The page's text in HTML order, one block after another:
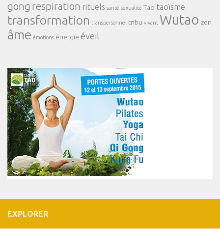
gong respiration rituels santé sexualité Tao taoïsme
transformation transpersonnel tribu vivant Wutao zen
âme émotions énergie éveil
EXPLORER